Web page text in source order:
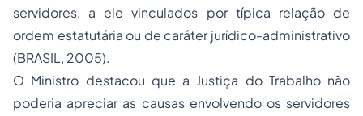
servidores, a ele vinculados por típica relação de
ordem estatutária ou de caráter jurídico-administrativo
(BRASIL, 2005).
O Ministro destacou que a Justiça do Trabalho não
poderia apreciar as causas envolvendo os servidores